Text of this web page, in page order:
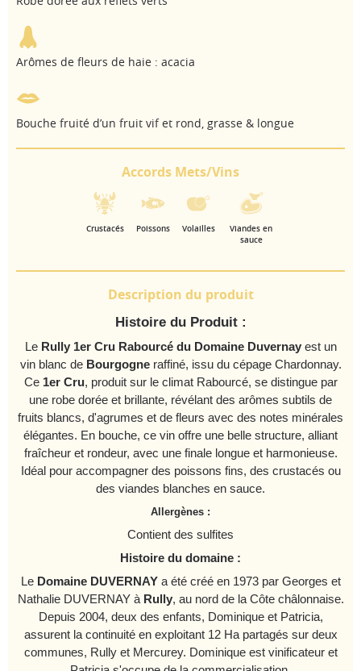
Arômes de fleurs de haie : acacia
Bouche fruité d’un fruit vif et rond, grasse & longue
Accords Mets/Vins
Crustacés Poissons Volailles
Viandes en
sauce
Description du produit
Histoire du Produit :
LeRully 1er Cru Rabourcé du Domaine Duvernay est un
vin blanc deBourgogneraffiné, issu du cépage Chardonnay.
Ce1er Cru, produit sur le climat Rabourcé, se distingue par
une robe dorée et brillante, révélant des arômes subtils de
fruits blancs, d'agrumes et de fleurs avec des notes minérales
élégantes. En bouche, ce vin offre une belle structure, alliant
fraîcheur et rondeur, avec une finale longue et harmonieuse.
Idéal pour accompagner des poissons fins, des crustacés ou
des viandes blanches en sauce.
Allergènes :
Contient des sulfites
Histoire du domaine :
Le Domaine DUVERNAYa été créé en 1973 par Georges et
Nathalie DUVERNAY à Rully, au nord de la Côte châlonnaise.
Depuis 2004, deux des enfants, Dominique et Patricia,
assurent la continuité en exploitant 12 Ha partagés sur deux
communes, Rully et Mercurey. Dominique est vinificateur et